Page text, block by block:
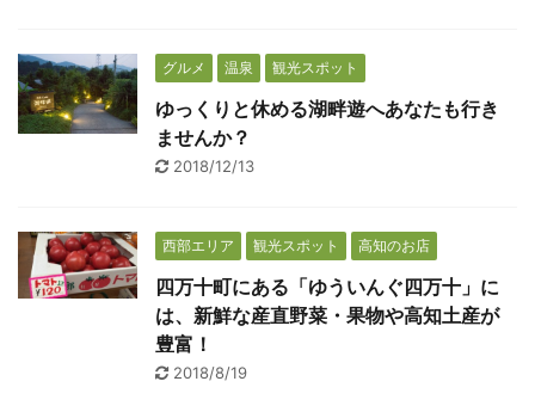
グルメ 温泉 観光スポット
ゆっくりと休める湖畔遊へあなたも行き
ませんか？
2018/12/13
西部エリア 観光スポット 高知のお店
四万十町にある「ゆういんぐ四万十」に
は、新鮮な産直野菜・果物や高知土産が
豊富！
2018/8/19